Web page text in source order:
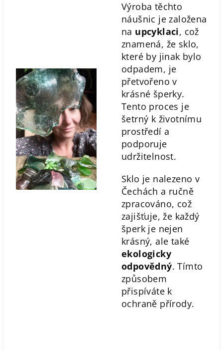
Výroba těchto
náušnic je založena
na upcyklaci, což
znamená, že sklo,
které by jinak bylo
odpadem, je
přetvořeno v
krásné šperky.
Tento proces je
šetrný k životnímu
prostředí a
podporuje
udržitelnost.
Sklo je nalezeno v
Čechách a ručně
zpracováno, což
zajišťuje, že každý
šperk je nejen
krásný, ale také
ekologicky
odpovědný. Tímto
způsobem
přispíváte k
ochraně přírody.